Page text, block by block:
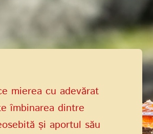
mierea cu adevărat
îmbinarea dintre
și aportul său